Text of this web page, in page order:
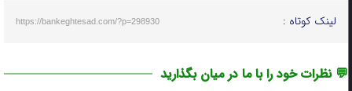
لینک کوتاه : https://bankeghtesad.com/?p=298930
💬 نظرات خود را با ما در میان بگذارید